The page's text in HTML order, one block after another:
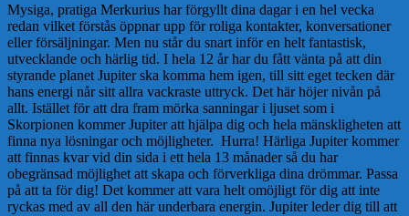
Mysiga, pratiga Merkurius har förgyllt dina dagar i en hel vecka
redan vilket förstås öppnar upp för roliga kontakter, konversationer
eller försäljningar. Men nu står du snart inför en helt fantastisk,
utvecklande och härlig tid. I hela 12 år har du fått vänta på att din
styrande planet Jupiter ska komma hem igen, till sitt eget tecken där
hans energi når sitt allra vackraste uttryck. Det här höjer nivån på
allt. Istället för att dra fram mörka sanningar i ljuset som i
Skorpionen kommer Jupiter att hjälpa dig och hela mänskligheten att
finna nya lösningar och möjligheter. Hurra! Härliga Jupiter kommer
att finnas kvar vid din sida i ett hela 13 månader så du har
obegränsad möjlighet att skapa och förverkliga dina drömmar. Passa
på att ta för dig! Det kommer att vara helt omöjligt för dig att inte
ryckas med av all den här underbara energin. Jupiter leder dig till att